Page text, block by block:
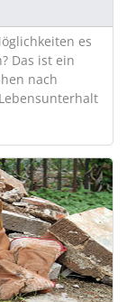
es
Das ist ein
nach